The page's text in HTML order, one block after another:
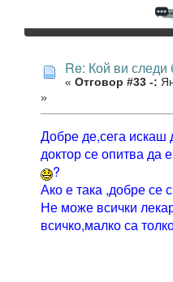
Re: Кой ви следи
« Отговор #33 -:
»
Добре де,сега
доктор се опитва да
?
Ако е така ,добре се
Не може всички
всичко,малко са